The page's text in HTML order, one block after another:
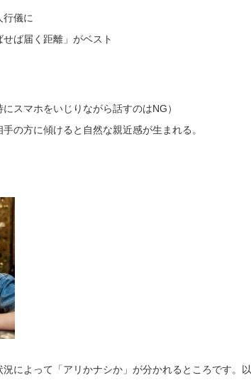
行儀に
ば届く距離」がベスト
スマホをいじりながら話すのはNG）
の方に傾けると自然な親近感が生まれる。
況によって「アリかナシか」が分かれるところです。以